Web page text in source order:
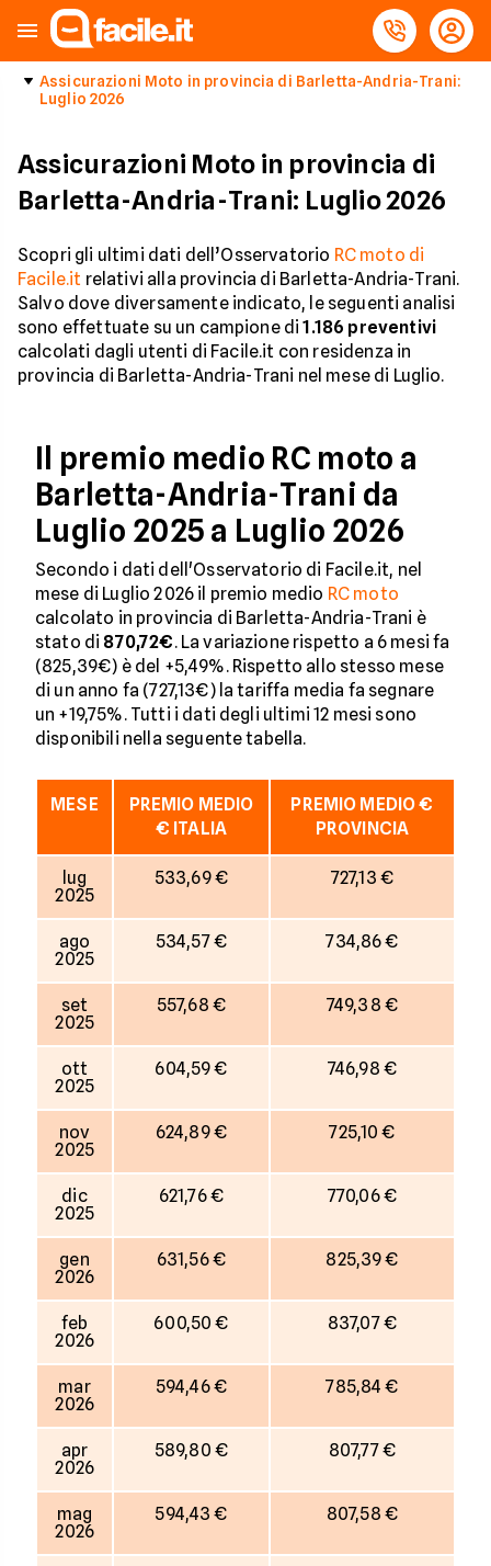
Assicurazioni Moto in provincia di Barletta-Andria-Trani:
Luglio 2026
Assicurazioni Moto in provincia di
Barletta-Andria-Trani: Luglio 2026
Scopri gli ultimi dati dell’Osservatorio RC moto di
Facile.it relativi alla provincia di Barletta-Andria-Trani.
Salvo dove diversamente indicato, le seguenti analisi
sono effettuate su un campione di1.186 preventivi
calcolati dagli utenti di Facile.it con residenza in
provincia di Barletta-Andria-Trani nel mese di Luglio.
Il premio medio RC moto a
Barletta-Andria-Trani da
Luglio 2025 a Luglio 2026
Secondo i dati dell'Osservatorio di Facile.it, nel
mese di Luglio 2026 il premio medio RC moto
calcolato in provincia di Barletta-Andria-Trani è
stato di 870,72€. La variazione rispetto a 6 mesi fa
(825,39€) è del +5,49%. Rispetto allo stesso mese
di un anno fa (727,13€) la tariffa media fa segnare
un +19,75%. Tutti i dati degli ultimi 12 mesi sono
disponibili nella seguente tabella.
MESE
PREMIO MEDIO
€ ITALIA
PREMIO MEDIO €
PROVINCIA
lug
2025
533,69 € 727,13 €
ago
2025
534,57 € 734,86 €
set
2025
557,68 € 749,38 €
ott
2025
604,59 € 746,98 €
nov
2025
624,89 € 725,10 €
dic
2025
621,76 € 770,06 €
gen
2026
631,56 € 825,39 €
feb
2026
600,50 € 837,07 €
mar
2026
594,46 € 785,84 €
apr
2026
589,80 € 807,77 €
mag
2026
594,43 € 807,58 €